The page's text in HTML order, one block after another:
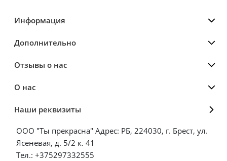
Информация
Дополнительно
Отзывы о нас
О нас
Наши реквизиты
ООО "Ты прекрасна" Адрес: РБ, 224030, г. Брест, ул.
Ясеневая, д. 5/2 к. 41
Тел.: +375297332555